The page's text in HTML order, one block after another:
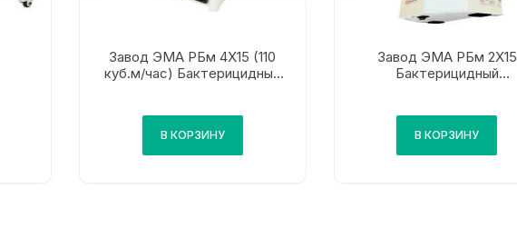
Завод ЭМА РБм 4Х15 (110
куб.м/час) Бактерицидный
В КОРЗИНУ
Завод ЭМА РБм 2Х15
Бактерицидный
В КОРЗИНУ